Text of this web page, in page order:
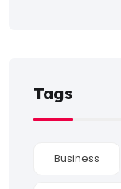
Tags
Business